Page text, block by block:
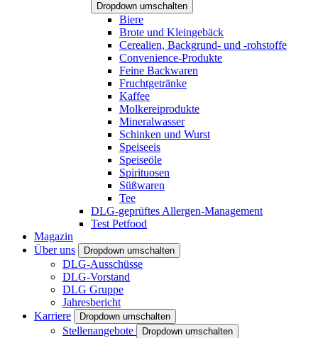
Dropdown umschalten
Biere
Brote und Kleingebäck
Cerealien, Backgrund- und -rohstoffe
Convenience-Produkte
Feine Backwaren
Fruchtgetränke
Kaffee
Molkereiprodukte
Mineralwasser
Schinken und Wurst
Speiseeis
Speiseöle
Spirituosen
Süßwaren
Tee
DLG-geprüftes Allergen-Management
Test Petfood
Magazin
Über uns
Dropdown umschalten
DLG-Ausschüsse
DLG-Vorstand
DLG Gruppe
Jahresbericht
Karriere
Dropdown umschalten
Stellenangebote Dropdown umschalten